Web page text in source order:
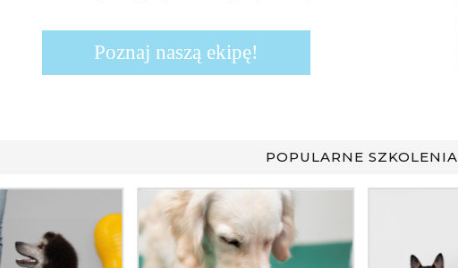
Poznaj naszą ekipę!
POPULARNE SZKOLENIA